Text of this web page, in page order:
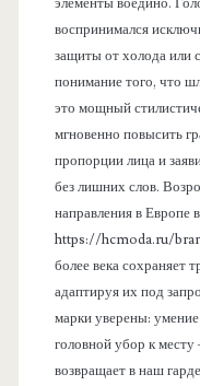
воспринимался
защиты от холода или
понимание того, что
это мощный
мгновенно повысить
пропорции лица и
без лишних слов.
направления в Европе
https://hcmoda.ru/
более века сохраняет
адаптируя их под
марки уверены:
головной убор к
возвращает в наш